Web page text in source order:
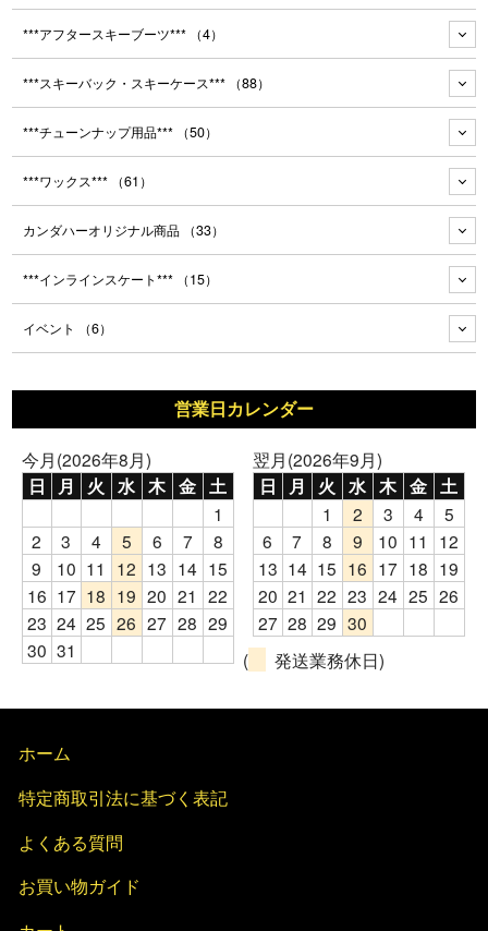
***アフタースキーブーツ*** （4）
***スキーバック・スキーケース*** （88）
***チューンナップ用品*** （50）
***ワックス*** （61）
カンダハーオリジナル商品 （33）
***インラインスケート*** （15）
イベント （6）
営業日カレンダー
今月(2026年8月)
日 月 火 水 木 金 土
1
2
3 4 5 6 7
8
9
10 11 12 13 14 15
16 17 18 19 20 21 22
23 24 25 26 27 28 29
30 31
翌月(2026年9月)
日 月 火 水 木 金 土
1 2 3 4
5
6
7 8 9 10 11
12
13 14 15 16 17 18 19
20 21 22 23 24 25 26
27 28 29 30
(
発送業務休日)
ホーム
特定商取引法に基づく表記
よくある質問
お買い物ガイド